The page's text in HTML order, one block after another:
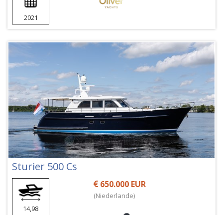
2021
Sturier 500 Cs
14,98
650.000 EUR
(Niederlande)